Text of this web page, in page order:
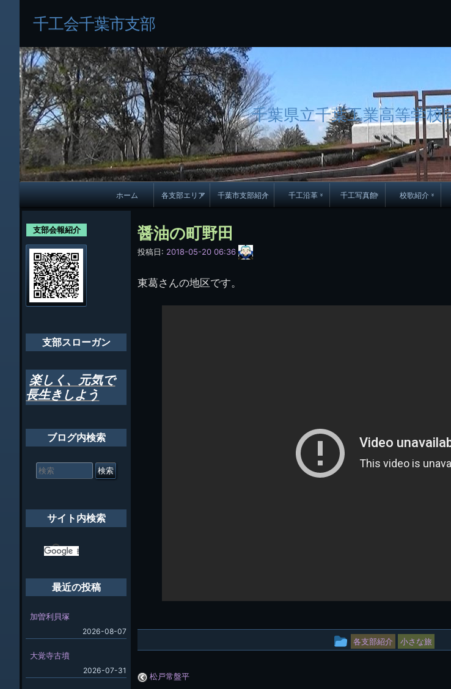
キ
ッ
プ
千工会千葉市支部
千葉県立千葉工業高等学校
メ
イ
ン
ナ
ビ
ゲ
ー
ョ
ン
ホーム 各支部エリア 千葉市支部紹介
会員・役員名簿
千工沿革 千工写真館
生実初期
生実校舎
校歌紹介
醤油の町野田
投稿日: 2018-05-20 06:36
サ
イ
(44E)
東葛さんの地区です。
投
各支部紹介 小さな旅
松戸常盤平
支部会報紹介
支部スローガン
楽しく、元気で
長生きしよう
ブログ内検索
索
サイト内検索
最近の投稿
加曽利貝塚
2026-08-07
大覚寺古墳
2026-07-31